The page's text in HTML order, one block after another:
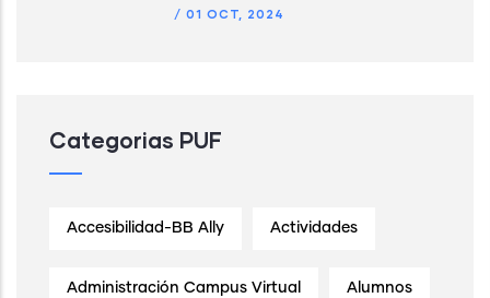
/ 01 OCT, 2024
Categorias PUF
Accesibilidad-BB Ally Actividades
Administración Campus Virtual Alumnos